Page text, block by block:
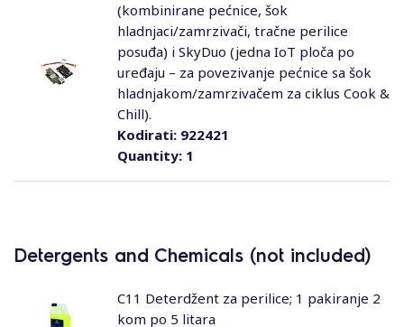
Quantity:1
Kodirati:922421
(kombinirane pećnice, šok
hladnjaci/zamrzivači, tračne perilice
posuđa) i SkyDuo (jedna IoT ploča po
uređaju – za povezivanje pećnice sa šok
hladnjakom/zamrzivačem za ciklus Cook &
Chill).
Detergents and Chemicals (not included)
C11 Deterdžent za perilice; 1 pakiranje 2
kom po 5 litara